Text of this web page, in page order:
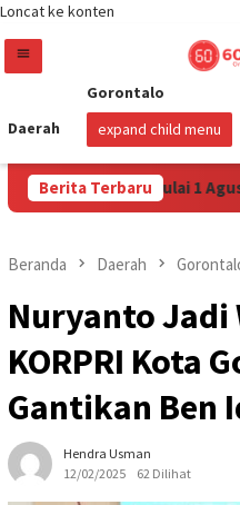
Loncat ke konten
Daerah
Gorontalo
expand child menu
Berita Terbaru
di Sulawesi Mulai 1 Agustus
Beranda Daerah
Nuryanto Jadi
KORPRI Kota
Gantikan Ben
Hendra Usman
12/02/2025
62 Dilihat